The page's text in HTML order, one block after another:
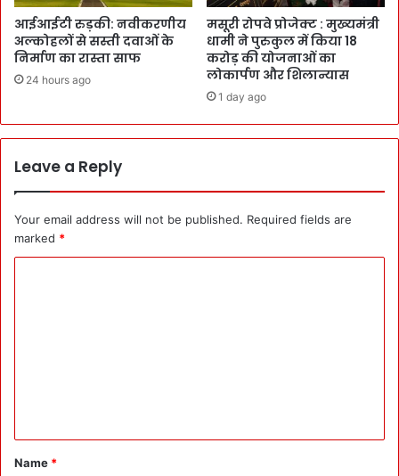
आईआईटी रुड़की: नवीकरणीय
अल्कोहलों से सस्ती दवाओं के
निर्माण का रास्ता साफ
24 hours ago
मसूरी रोपवे प्रोजेक्ट : मुख्‍यमंत्री
धामी ने पुरुकुल में किया 18
करोड़ की योजनाओं का
लोकार्पण और शिलान्यास
1 day ago
Leave a Reply
Your email address will not be published. Required fields are
marked *
*
Name *